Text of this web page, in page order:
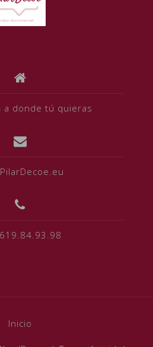
a donde tú quieras
Inicio